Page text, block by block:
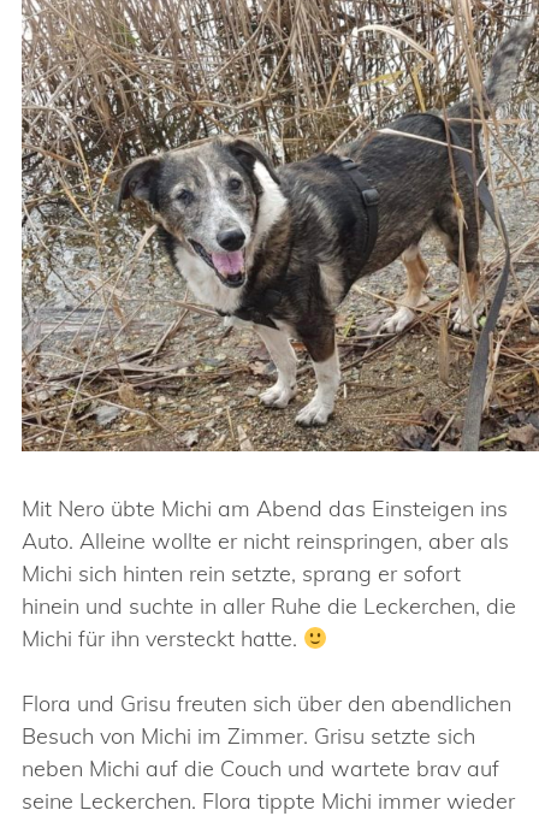
Mit Nero übte Michi am Abend das Einsteigen ins
Auto. Alleine wollte er nicht reinspringen, aber als
Michi sich hinten rein setzte, sprang er sofort
hinein und suchte in aller Ruhe die Leckerchen, die
Michi für ihn versteckt hatte.
Flora und Grisu freuten sich über den abendlichen
Besuch von Michi im Zimmer. Grisu setzte sich
neben Michi auf die Couch und wartete brav auf
seine Leckerchen. Flora tippte Michi immer wieder